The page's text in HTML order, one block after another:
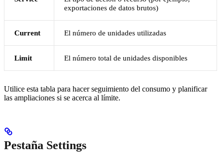
exportaciones de datos brutos)
Current El número de unidades utilizadas
Limit El número total de unidades disponibles
Utilice esta tabla para hacer seguimiento del consumo y planificar
las ampliaciones si se acerca al límite.
Pestaña Settings